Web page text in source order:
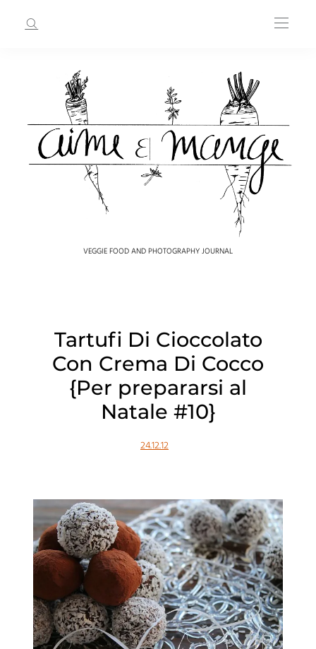
VEGGIE FOOD AND PHOTOGRAPHY JOURNAL
Tartufi Di Cioccolato
Con Crema Di Cocco
{Per prepararsi al
Natale #10}
24.12.12